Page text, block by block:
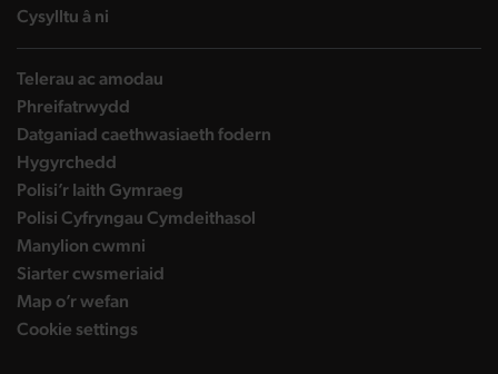
Cysylltu â ni
Telerau ac amodau
Phreifatrwydd
Datganiad caethwasiaeth fodern
Hygyrchedd
Polisi’r Iaith Gymraeg
Polisi Cyfryngau Cymdeithasol
Manylion cwmni
Siarter cwsmeriaid
Map o’r wefan
Cookie settings